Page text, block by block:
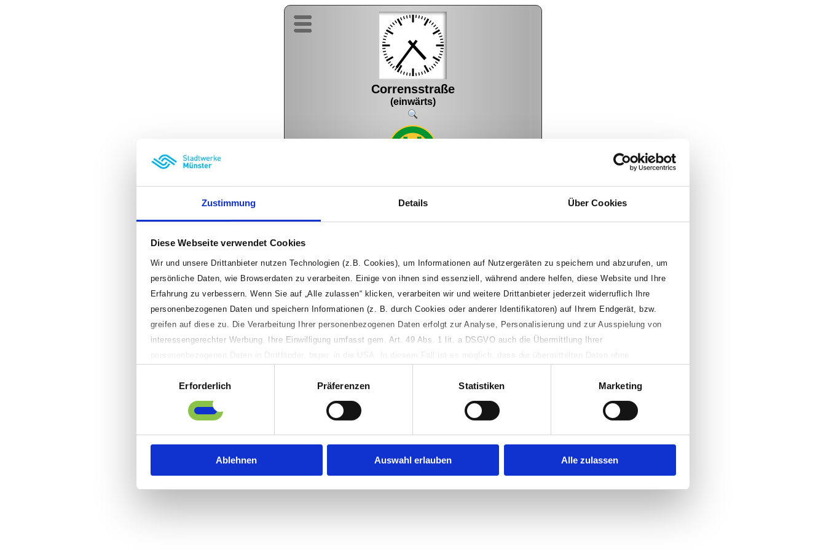
Zustimmung Details Über Cookies
Diese Webseite verwendet Cookies
Wir und unsere Drittanbieter nutzen Technologien (z.B. Cookies), um Informationen auf Nutzergeräten zu speichern und abzurufen, um
persönliche Daten, wie Browserdaten zu verarbeiten. Einige von ihnen sind essenziell, während andere helfen, diese Website und Ihre
Erfahrung zu verbessern. Wenn Sie auf „Alle zulassen“ klicken, verarbeiten wir und weitere Drittanbieter jederzeit widerruflich Ihre
personenbezogenen Daten und speichern Informationen (z. B. durch Cookies oder anderer Identifikatoren) auf Ihrem Endgerät, bzw.
greifen auf diese zu. Die Verarbeitung Ihrer personenbezogenen Daten erfolgt zur Analyse, Personalisierung und zur Ausspielung von
interessengerechter Werbung. Ihre Einwilligung umfasst gem. Art. 49 Abs. 1 lit. a DSGVO auch die Übermittlung Ihrer
personenbezogenen Daten in Drittländer, bspw. in die USA. In diesem Fall ist es möglich, dass die übermittelten Daten ohne
„Anpassen“ klicken, können Sie weitere Details zur Verarbeitung Ihrer personenbezogenen Daten einsehen, Ihre individuellen
Präferenzen einstellen sowie einwilligungspflichte Verarbeitungsvorgänge ablehnen. Sie können Ihre Präferenzen jederzeit anpassen
sowie Ihre Einwilligung widerrufen, indem Sie die Datenschutzeinstellungen unten links auf dieser Website aufrufen. Weitere
Erforderlich
Präferenzen Statistiken Marketing
Ablehnen Auswahl erlauben Alle zulassen
Corrensstraße
(einwärts)
N85 Hauptbahnhof 8 Min
Alle Angaben ohne Gewähr!
Impressum Datenschutz